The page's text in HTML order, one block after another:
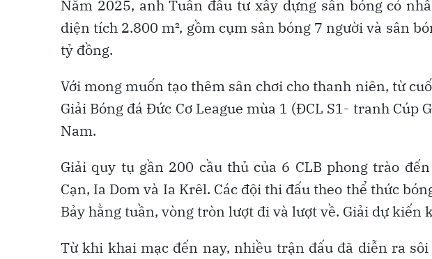
Năm 2025, anh Tuấn đầu tư xây dựng sân bóng cỏ
diện tích 2.800 m², gồm cụm sân bóng 7 người và sân
tỷ đồng.
Với mong muốn tạo thêm sân chơi cho thanh niên, từ
Giải Bóng đá Đức Cơ League mùa 1 (ĐCL S1- tranh Cúp
Nam.
Giải quy tụ gần 200 cầu thủ của 6 CLB phong trào
Cạn, Ia Dom và Ia Krêl. Các đội thi đấu theo thể thức
Bảy hằng tuần, vòng tròn lượt đi và lượt về. Giải dự kiến
Từ khi khai mạc đến nay, nhiều trận đấu đã diễn ra